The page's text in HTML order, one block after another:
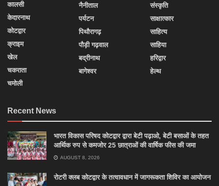
कालसी
केदारनाथ
कोटद्वार
क्राइम
खेल
चकराता
चमोली
नैनीताल
पर्यटन
पिथौरागढ़
पौड़ी गढ़वाल
बद्रीनाथ
बागेश्वर
संस्कृति
साक्षात्कार
साहित्य
साहिया
हरिद्वार
हेल्थ
Recent News
भारत विकास परिषद कोटद्वार द्वारा बेटी पढ़ाओ, बेटी बसाओं के तहत
आर्थिक रुप से कमजोर 25 छात्राओं की वार्षिक फीस की जमा
AUGUST 8, 2026
रोटरी क्लब कोटद्वार के तत्वावधान में जागरूकता शिविर का आयोजन